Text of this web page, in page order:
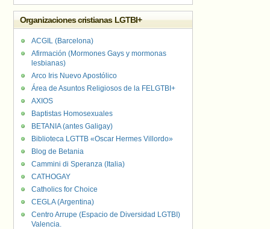
Organizaciones cristianas LGTBI+
ACGIL (Barcelona)
Afirmación (Mormones Gays y mormonas
lesbianas)
Arco Iris Nuevo Apostólico
Área de Asuntos Religiosos de la FELGTBI+
AXIOS
Baptistas Homosexuales
BETANIA (antes Galigay)
Biblioteca LGTTB «Oscar Hermes Villordo»
Blog de Betania
Cammini di Speranza (Italia)
CATHOGAY
Catholics for Choice
CEGLA (Argentina)
Centro Arrupe (Espacio de Diversidad LGTBI)
Valencia.